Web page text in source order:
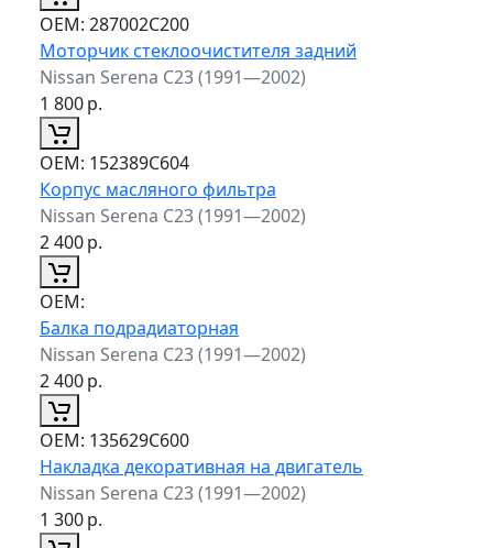
ОЕМ: 287002C200
Моторчик стеклоочистителя задний
Nissan Serena C23 (1991—2002)
1 800р.
ОЕМ: 152389C604
Корпус масляного фильтра
Nissan Serena C23 (1991—2002)
2 400р.
ОЕМ:
Балка подрадиаторная
Nissan Serena C23 (1991—2002)
2 400р.
ОЕМ: 135629C600
Накладка декоративная на двигатель
Nissan Serena C23 (1991—2002)
1 300р.